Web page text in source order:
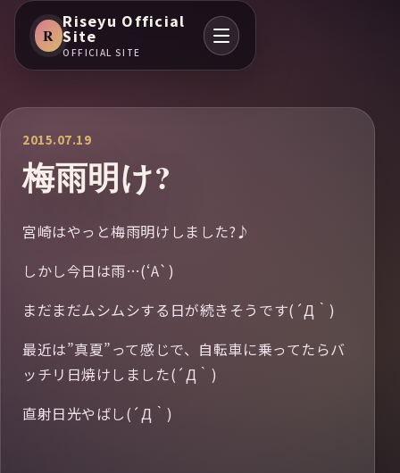
R
Riseyu Official
Site
OFFICIAL SITE
2015.07.19
梅雨明け?
宮崎はやっと梅雨明けしました?♪
しかし今日は雨…(‘A`)
まだまだムシムシする日が続きそうです(´Д｀)
最近は”真夏”って感じで、自転車に乗ってたらバ
ッチリ日焼けしました(´Д｀)
直射日光やばし(´Д｀)